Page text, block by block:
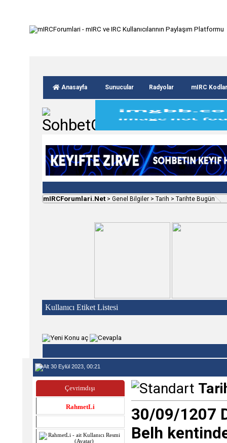
Anasayfa Sunucular Radyolar mIRC Kodlar
mIRCForumlari.Net > Genel Bilgiler > Tarih > Tarihte Bugün
Kullanıcı Etiket Listesi
30 Eylül 2023, 00:21
Çevrimdışı
RahmetLi
30/09/1207
Belh